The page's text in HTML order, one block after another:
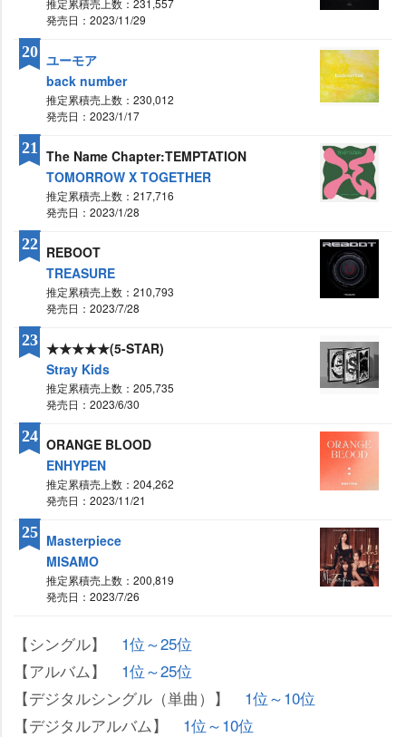
推定累積売上数：231,557
発売日：2023/11/29
ユーモア
back number
推定累積売上数：230,012
発売日：2023/1/17
20
The Name Chapter:TEMPTATION
TOMORROW X TOGETHER
推定累積売上数：217,716
発売日：2023/1/28
21
REBOOT
TREASURE
推定累積売上数：210,793
発売日：2023/7/28
22
★★★★★(5-STAR)
Stray Kids
推定累積売上数：205,735
発売日：2023/6/30
23
ORANGE BLOOD
ENHYPEN
推定累積売上数：204,262
発売日：2023/11/21
24
Masterpiece
MISAMO
推定累積売上数：200,819
発売日：2023/7/26
25
【シングル】 1位～25位
【アルバム】 1位～25位
【デジタルシングル（単曲）】 1位～10位
【デジタルアルバム】 1位～10位